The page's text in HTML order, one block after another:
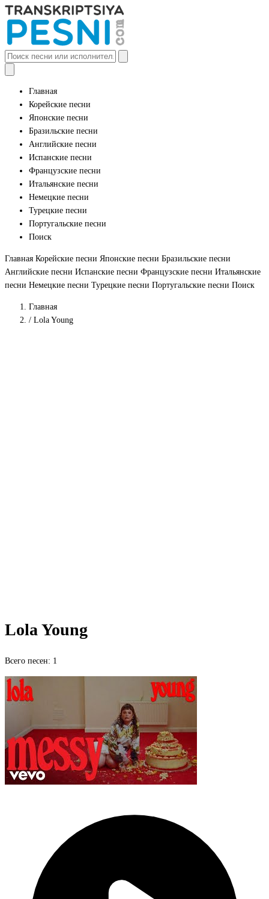
Главная
Корейские песни
Японские песни
Бразильские песни
Английские песни
Испанские песни
Французские песни
Итальянские песни
Немецкие песни
Турецкие песни
Португальские песни
Поиск
Главная Корейские песни Японские песни Бразильские песни
Английские песни Испанские песни Французские песни Итальянские
песни Немецкие песни Турецкие песни Португальские песни Поиск
Главная
/ Lola Young
Lola Young
Всего песен: 1